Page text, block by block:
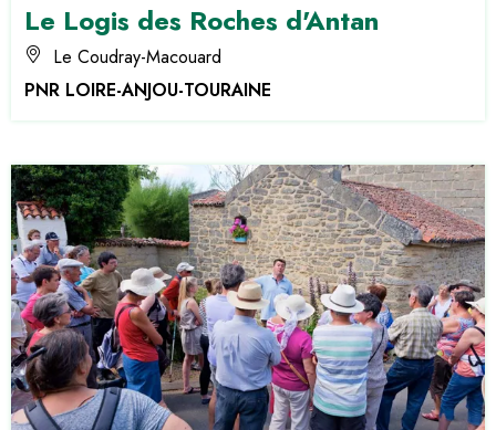
Le Logis des Roches d'Antan
Le Coudray-Macouard
PNR LOIRE-ANJOU-TOURAINE